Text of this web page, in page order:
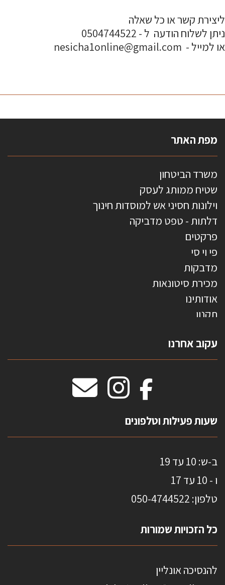
ליצירת קשר או כל שאלה
ניתן לשלוח הודעה ל - 0504744522
או למייל - nesicha1online@gmail.com
מפת האתר
משרד הביטחון
שטיח ממותג לעסק
וילונות חסיני אש למוסדות חינוך
דלתות - טפט מדביקה
פרקטים
פי וי סי
מדבקות
מכירת סיטונאות
אודותינו
תקנון
טפטים משולשים
וילונות חסיני אש
מדבקות אנטי סאן
עקוב אחרנו
שעות פעילות וטלפונים
ב-ש: 10 עד 19
ו - 10 עד 17
טלפון: 0 50-4744522
כל הזכויות שמורות
להנסיכה אונליין